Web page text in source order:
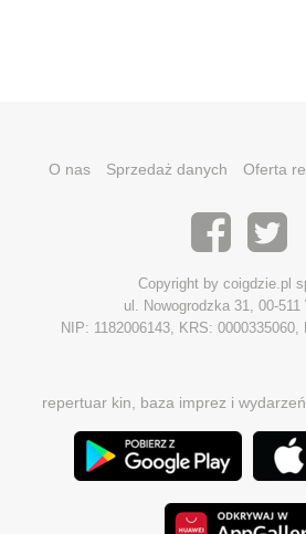
O nas Sprzedaż danych Oferta
Copyright by coigdzie.pl
ul. Nowogrodzka 31, 00-511
NIP: 1182006143, KRS: 0000335060,
repertuar kin, baza imprez i